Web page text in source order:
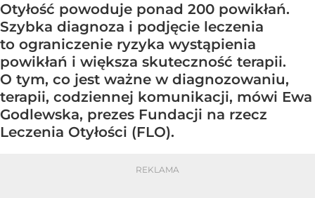
Otyłość powoduje ponad 200 powikłań.
Szybka diagnoza i podjęcie leczenia
to ograniczenie ryzyka wystąpienia
powikłań i większa skuteczność terapii.
O tym, co jest ważne w diagnozowaniu,
terapii, codziennej komunikacji, mówi Ewa
Godlewska, prezes Fundacji na rzecz
Leczenia Otyłości (FLO).